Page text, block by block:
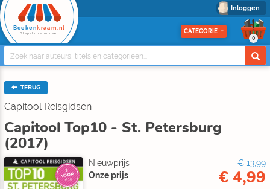
Inloggen
Boeken kraam.nl
Stapel op voordeel CATEGORIE
0
TERUG
Capitool Reisgidsen
Capitool Top10 - St. Petersburg
(2017)
3
VOOR
€10
Nieuwprijs
€ 13,99
Onze prijs
€ 4,99